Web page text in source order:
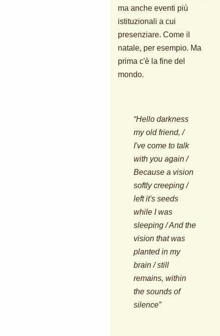
ma anche eventi più
istituzionali a cui
presenziare. Come il
natale, per esempio. Ma
prima c'è la fine del
mondo.
“Hello darkness
my old friend, /
I've come to talk
with you again /
Because a vision
softly creeping /
left it's seeds
while I was
sleeping / And the
vision that was
planted in my
brain / still
remains, within
the sounds of
silence”